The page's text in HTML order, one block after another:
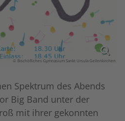
© Bischöfliches Gymnasium Sankt Ursula Geilenkirchen
Spektrum des Abends
Big Band unter der
mit ihrer gekonnten